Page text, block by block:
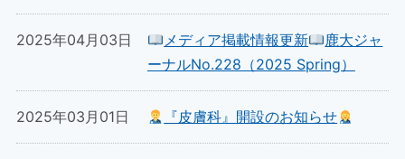
メディア掲載情報更新
鹿大ジャ
ーナルNo.228（2025 Spring）
2025年04月03日
『皮膚科』開設のお知らせ
2025年03月01日